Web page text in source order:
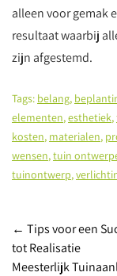
alleen voor gemak
resultaat waarbij
zijn afgestemd.
Tags: belang,
elementen,esthetiek,
kosten, materialen,
wensen,tuin
tuinontwerp,
Post
← Tips voor een
tot Realisatie
Meesterlijk